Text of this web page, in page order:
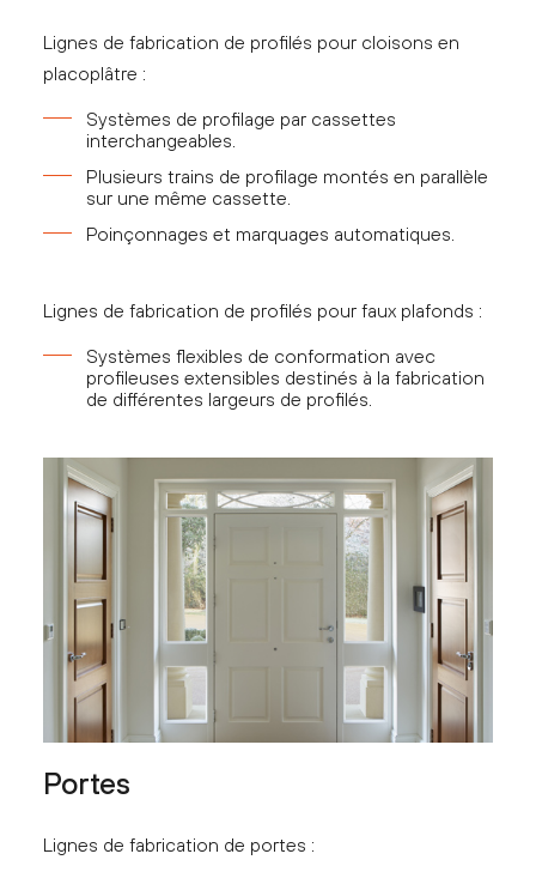
Lignes de fabrication de profilés pour cloisons en
placoplâtre :
Systèmes de profilage par cassettes
interchangeables.
Plusieurs trains de profilage montés en parallèle
sur une même cassette.
Poinçonnages et marquages automatiques.
Lignes de fabrication de profilés pour faux plafonds :
Systèmes flexibles de conformation avec
profileuses extensibles destinés à la fabrication
de différentes largeurs de profilés.
Portes
Lignes de fabrication de portes :